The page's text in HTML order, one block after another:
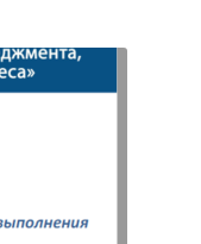
Опции
можно
товара.